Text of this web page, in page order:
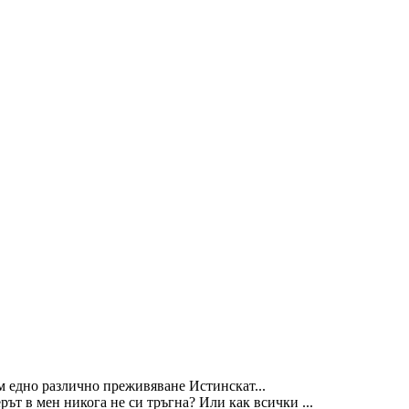
едно различно преживяване Истинскат...
в мен никога не си тръгна? Или как всички ...